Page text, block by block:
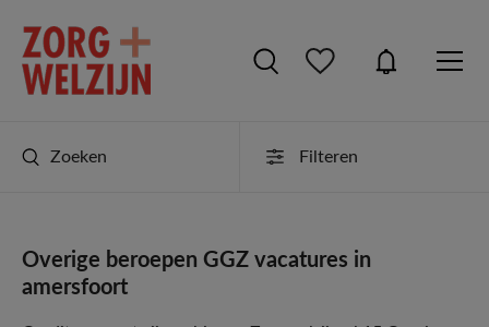
Zoeken Filteren
Overige beroepen GGZ vacatures in
amersfoort